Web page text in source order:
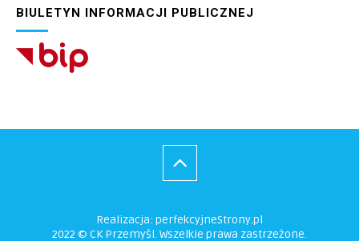
BIULETYN INFORMACJI PUBLICZNEJ
Realizacja: perfekcyjneStrony.pl
2022 © CK Przemyśl. Wszelkie prawa zastrzeżone.